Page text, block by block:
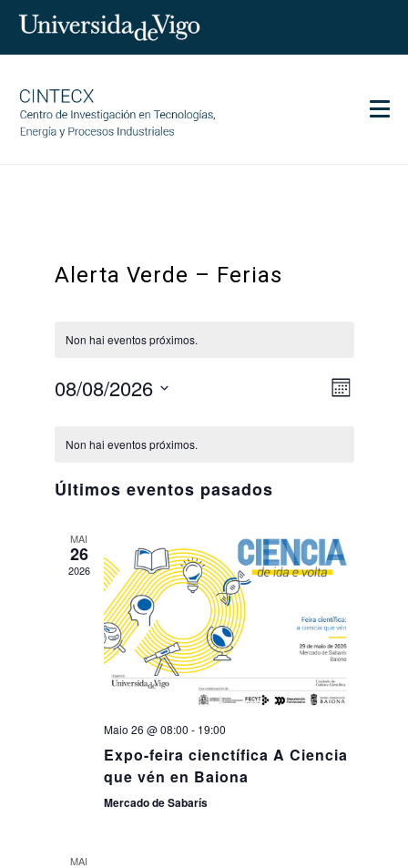
Servizos
Comunicación
Search
BuscarBUSCAR
Twitter
Alerta Verde – Ferias
Non hai eventos próximos.
Views
Month
08/08/2026
Calendario
eventos
Non hai eventos próximos.
Últimos eventos pasados
MAI
26
2026
Maio 26 @ 08:00 - 19:00
Expo-feira cienctífica A Ciencia
que vén en Baiona
Mercado de Sabarís
MAI